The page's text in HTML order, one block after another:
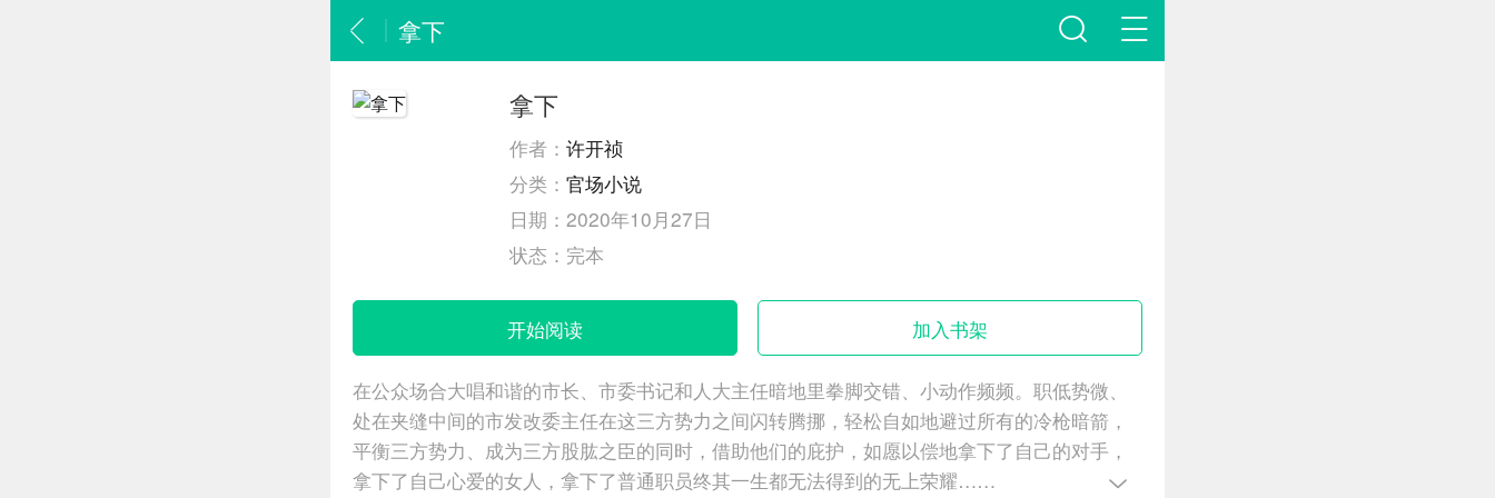
拿下
拿下
作者：许开祯
分类：官场小说
日期：2020年10月27日
状态： 完本
开始阅读 加入书架
在公众场合大唱和谐的市长、市委书记和人大主任暗地里拳脚交错、小动作频频。职低势微、
处在夹缝中间的市发改委主任在这三方势力之间闪转腾挪，轻松自如地避过所有的冷枪暗箭，
平衡三方势力、成为三方股肱之臣的同时，借助他们的庇护，如愿以偿地拿下了自己的对手，
拿下了自己心爱的女人，拿下了普通职员终其一生都无法得到的无上荣耀……